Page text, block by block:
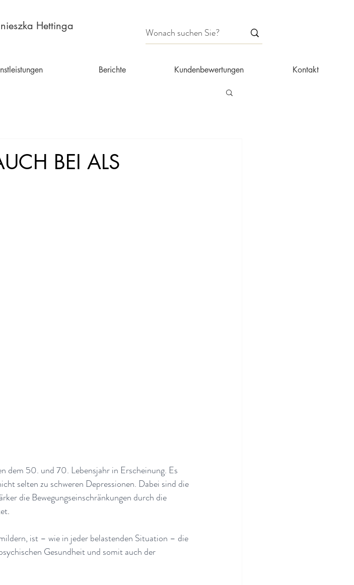
Hettinga
Berichte Kundenbewertungen Kontakt
BEI ALS
dem 50. und 70. Lebensjahr in Erscheinung. Es
selten zu schweren Depressionen. Dabei sind die
die Bewegungseinschränkungen durch die
.
ist – wie in jeder belastenden Situation – die
Gesundheit und somit auch der